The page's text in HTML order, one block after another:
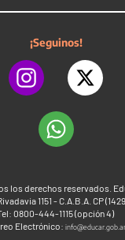
¡Seguinos!
los derechos reservados.
1151 - C.A.B.A. CP
0800-444-1115 (opción 4)
Electrónico: info@educar.gob.ar